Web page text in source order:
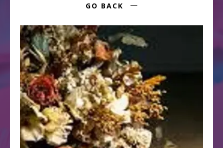
GO BACK